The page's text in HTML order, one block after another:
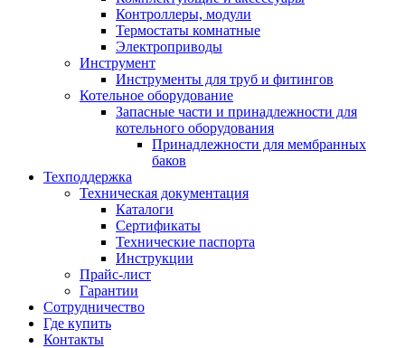
Контроллеры, модули
Термостаты комнатные
Электроприводы
Инструмент
Инструменты для труб и фитингов
Котельное оборудование
Запасные части и принадлежности для
котельного оборудования
Принадлежности для мембранных
баков
Техподдержка
Техническая документация
Каталоги
Сертификаты
Технические паспорта
Инструкции
Прайс-лист
Гарантии
Сотрудничество
Где купить
Контакты